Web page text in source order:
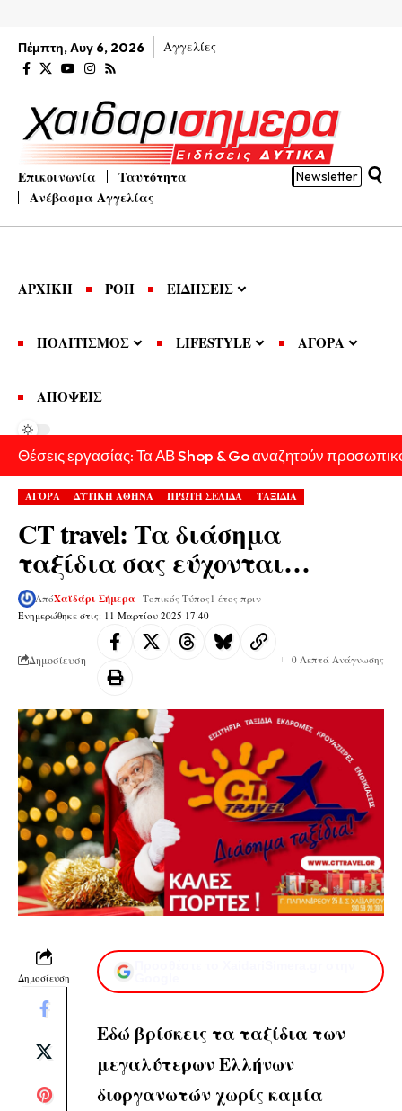
Πέμπτη, Αυγ 6, 2026 Αγγελίες
Επικοινωνία
Ταυτότητα
Ανέβασμα Αγγελίας
Newsletter
ΑΡΧΙΚΗ ΡΟΗ ΕΙΔΗΣΕΙΣ
ΠΟΛΙΤΙΣΜΟΣ LIFESTYLE ΑΓΟΡΑ
ΑΠΟΨΕΙΣ
Θέσεις εργασίας: Τα ΑΒ Shop & Go αναζητούν
ΑΓΟΡΑ ΔΥΤΙΚΗ ΑΘΗΝΑ ΠΡΩΤΗ ΣΕΛΙΔΑ ΤΑΞΙΔΙΑ
CT travel: Τα διάσημα
ταξίδια σας εύχονται…
Ενημερώθηκε στις: 11 Μαρτίου 2025 17:40
ΑπόΧαϊδάρι Σήμερα- Τοπικός Τύπος 1 έτος πριν
Δημοσίευση 0 Λεπτά Ανάγνωσης
Δημοσίευση
Εδώ βρίσκεις τα ταξίδια των
μεγαλύτερων Ελλήνων
διοργανωτών χωρίς καμία